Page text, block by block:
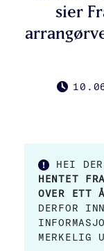
sier
HEI
HENTET
OVER ETT
DERFOR
MERKELIG